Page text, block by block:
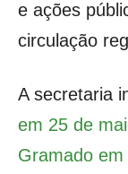
e ações
circulação
A secretaria
em 25 de
Gramado